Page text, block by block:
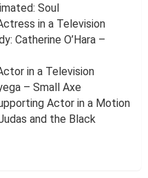
Soul
in a Television
Catherine O’Hara –
in a Television
– Small Axe
Actor in a Motion
and the Black